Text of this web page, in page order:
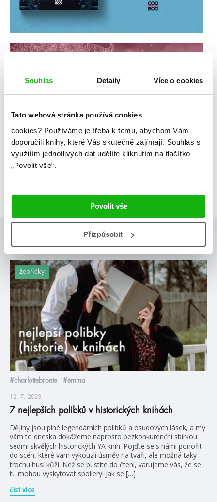
Souhlas Detaily Více o cookies
Tato webová stránka používá cookies
cookies? Používáme je třeba k tomu, abychom Vám
doporučili knihy, které Vás skutečně zajímají. Souhlas s
využitím jednotlivých dat udělíte kliknutím na tlačítko
„Povolit vše“.
Povolit vše
Přizpůsobit
Posty, které by tě mohly zajímat
žebříčky
#charlottebronte #emma
12. 7. 2023
7 nejlepších polibků v historických knihách
Dějiny jsou plné legendárních polibků a osudových lásek, a my
vám to dneska dokážeme naprosto bezkonkurenční sbírkou
sedmi skvělých historických YA knih. Pojďte se s námi ponořit
do scén, které vám vykouzlí úsměv na tváři, ale možná taky
trochu husí kůži. Než se pustíte do čtení, varujeme vás, že se
tu mohou vyskytovat spoilery! Jak se […]
číst více